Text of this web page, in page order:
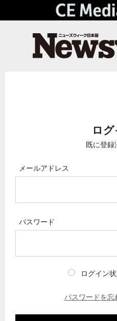
ロ
既に登録
メールアドレス
パスワード
ログイン
パスワードを忘